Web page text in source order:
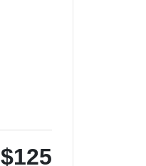
$125